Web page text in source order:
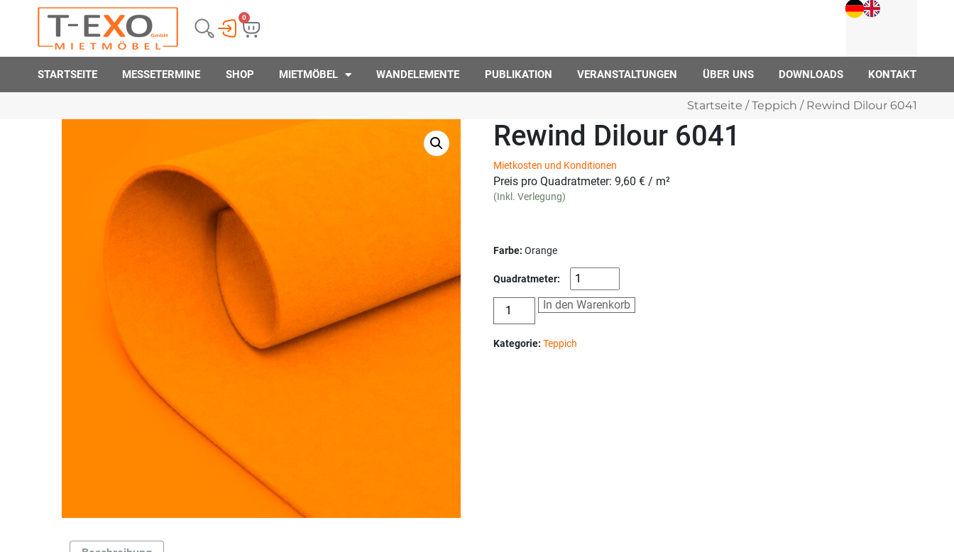
0
STARTSEITE MESSETERMINE SHOP MIETMÖBEL WANDELEMENTE PUBLIKATION VERANSTALTUNGEN ÜBER UNS DOWNLOADS KONTAKT
Startseite /Teppich / Rewind Dilour 6041
Rewind Dilour 6041
Mietkosten und Konditionen
Preis pro Quadratmeter:9,60€ / m²
(Inkl. Verlegung)
Farbe:Orange
Quadratmeter:
In den Warenkorb
Kategorie:Teppich